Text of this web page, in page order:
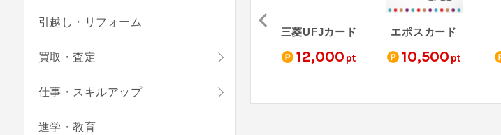
4,000 3,000
三菱UFJカード
12,000 pt
エポスカード
10,500 pt
引越し・リフォーム
買取・査定
仕事・スキルアップ
進学・教育